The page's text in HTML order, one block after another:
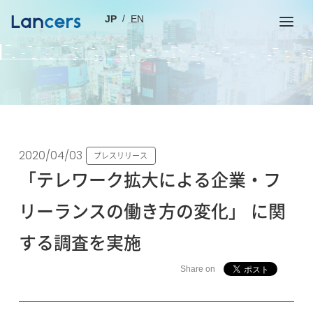
JP EN
2020/04/03 プレスリリース
「テレワーク拡大による企業・フ
リーランスの働き方の変化」 に関
する調査を実施
Share on